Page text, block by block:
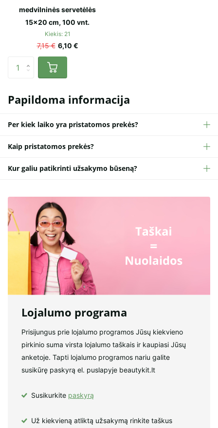
medvilninės servetėlės
15×20 cm, 100 vnt.
Kiekis: 21
7,15 € 6,10 €
Papildoma informacija
Per kiek laiko yra pristatomos prekės?
Kaip pristatomos prekės?
Kur galiu patikrinti užsakymo būseną?
Lojalumo programa
Prisijungus prie lojalumo programos Jūsų kiekvieno
pirkinio suma virsta lojalumo taškais ir kaupiasi Jūsų
anketoje. Tapti lojalumo programos nariu galite
susikūrę paskyrą el. puslapyje beautykit.lt
Susikurkite paskyrą
Už kiekvieną atliktą užsakymą rinkite taškus